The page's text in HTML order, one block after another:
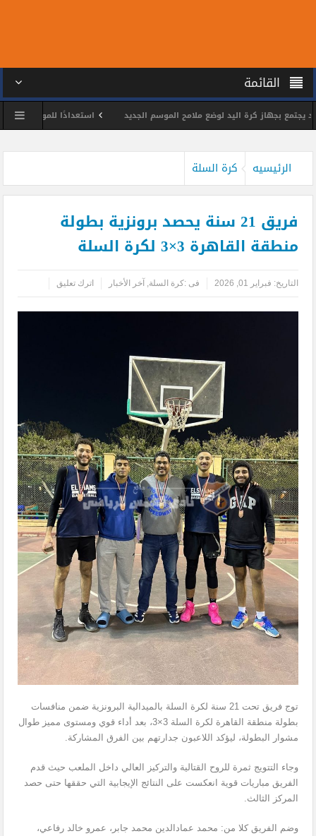
القائمة
بجهاز كرة اليد لوضع ملامح الموسم الجديد
استعدادًا للمونديال.. سبعة
الرئيسيه كرة السلة
فريق 21 سنة يحصد برونزية بطولة
منطقة القاهرة 3×3 لكرة السلة
التاريخ: فبراير 01, 2026 فى :كرة السلة, آخر الأخبار اترك تعليق
توج فريق تحت 21 سنة لكرة السلة بالميدالية البرونزية ضمن منافسات
بطولة منطقة القاهرة لكرة السلة 3×3، بعد أداء قوي ومستوى مميز طوال
مشوار البطولة، ليؤكد اللاعبون جدارتهم بين الفرق المشاركة.
وجاء التتويج ثمرة للروح القتالية والتركيز العالي داخل الملعب حيث قدم
الفريق مباريات قوية انعكست على النتائج الإيجابية التي حققها حتى حصد
المركز الثالث.
وضم الفريق كلا من: محمد عمادالدين محمد جابر، عمرو خالد رفاعي،